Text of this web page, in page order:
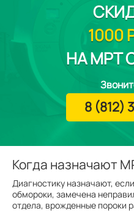
Когда назначают
Диагностику назначают,
обмороки, замечена
отдела, врожденные пороки
1000
НА МРТ
8 (812)